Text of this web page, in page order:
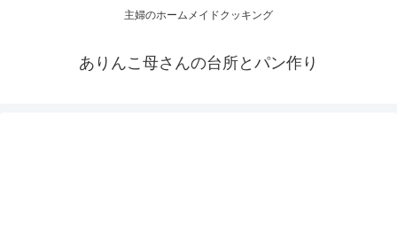
主婦のホームメイドクッキング
ありんこ母さんの台所とパン作り